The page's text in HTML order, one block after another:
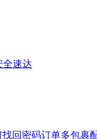
全速达
找回密码订单多包裹